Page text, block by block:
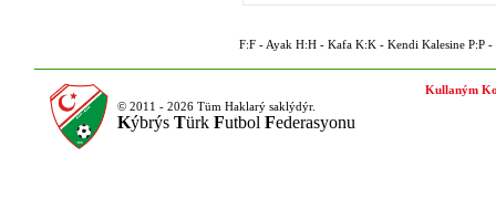
F:F - Ayak H:H - Kafa K:K - Kendi Kalesine P:P -
© 2011 - 2026 Tüm Haklarý saklýdýr.
Kýbrýs Türk Futbol Federasyonu
Kullaným